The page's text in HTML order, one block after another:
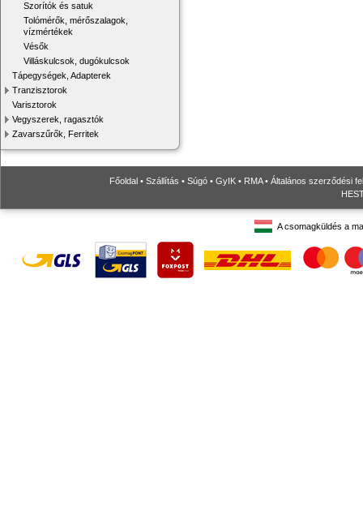
Szorítók és satuk
Tolómérők, mérőszalagok,
vízmértékek
Vésők
Villáskulcsok, dugókulcsok
Tápegységek, Adapterek
Tranzisztorok
Varisztorok
Vegyszerek, ragasztók
Zavarszűrők, Ferritek
Főoldal • Szállítás • Súgó • GyIK • RMA• Általános szerződési
A csomagküldés a